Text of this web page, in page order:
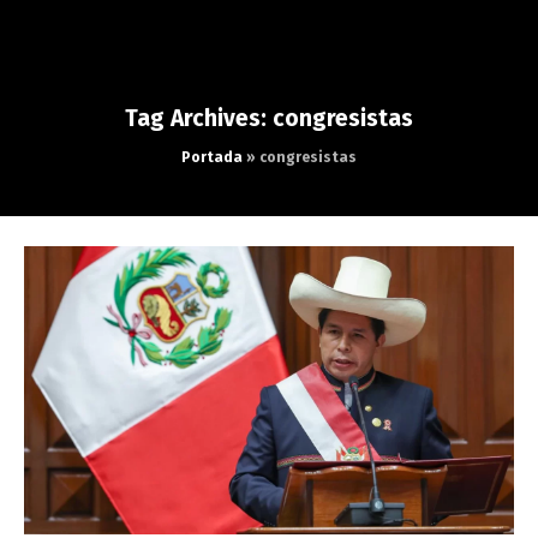
Tag Archives: congresistas
Portada » congresistas